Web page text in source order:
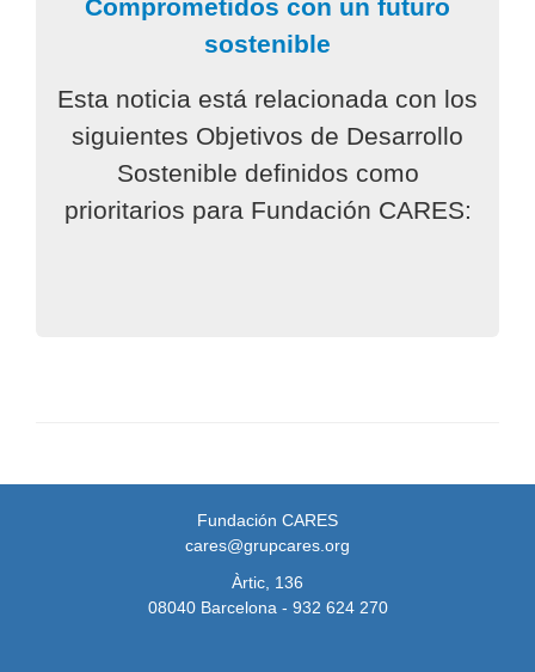
Comprometidos con un futuro
sostenible
Esta noticia está relacionada con los
siguientes Objetivos de Desarrollo
Sostenible definidos como
prioritarios para Fundación CARES:
Fundación CARES
cares@grupcares.org
Àrtic, 136
08040 Barcelona - 932 624 270